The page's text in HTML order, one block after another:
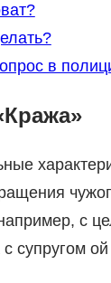
в
с
супругом